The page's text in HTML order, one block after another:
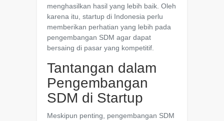
menghasilkan hasil yang lebih baik. Oleh
karena itu, startup di Indonesia perlu
memberikan perhatian yang lebih pada
pengembangan SDM agar dapat
bersaing di pasar yang kompetitif.
Tantangan dalam
Pengembangan
SDM di Startup
Meskipun penting, pengembangan SDM